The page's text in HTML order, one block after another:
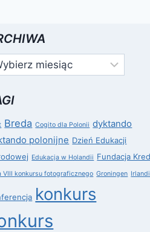
Breda Cogito dla Polonii dyktando
polonijne Dzień Edukacji
Edukacja w Holandii Fundacja
VIII konkursu fotograficznego Groningen
konkurs